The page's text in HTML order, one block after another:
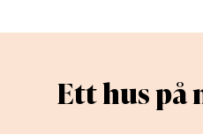
Ett hus på